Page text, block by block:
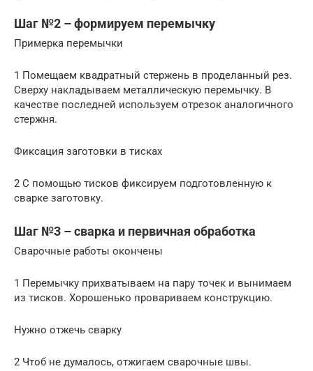
Шаг №2 – формируем перемычку
Примерка перемычки
1 Помещаем квадратный стержень в проделанный рез.
Сверху накладываем металлическую перемычку. В
качестве последней используем отрезок аналогичного
стержня.
Фиксация заготовки в тисках
2 С помощью тисков фиксируем подготовленную к
сварке заготовку.
Шаг №3 – сварка и первичная обработка
Сварочные работы окончены
1 Перемычку прихватываем на пару точек и вынимаем
из тисков. Хорошенько провариваем конструкцию.
Нужно отжечь сварку
2 Чтоб не думалось, отжигаем сварочные швы.